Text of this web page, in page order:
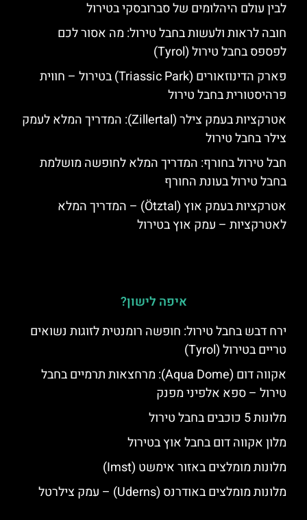
לבין עולם היהלומים של סברובסקי בטירול
חובה לראות ולעשות בחבל טירול: מה אסור לכם
לפספס בחבל טירול (Tyrol)
פארק הדינוזאורים (Triassic Park) בטירול – חווית
פרהיסטורית בחבל טירול
אטרקציות בעמק צילר (Zillertal): המדריך המלא לעמק
צילר בחבל טירול
חבל טירול בחורף: המדריך המלא לחופשה מושלמת
בחבל טירול בעונת החורף
אטרקציות בעמק אוץ (Ötztal) – המדריך המלא
לאטרקציות – עמק אוץ בטירול
איפה לישון?
ירח דבש בחבל טירול: חופשה רומנטית לזוגות נשואים
טריים בטירול (Tyrol)
אקווה דום (Aqua Dome): מרחצאות תרמיים בחבל
טירול – ספא אלפיני מפנק
מלונות 5 כוכבים בחבל טירול
מלון אקווה דום בחבל אוץ בטירול
מלונות מומלצים באזור אימשט (Imst)
מלונות מומלצים באודרנס (Uderns) – עמק צילרטל